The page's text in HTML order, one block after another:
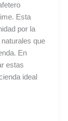
Esta
por la
que
En
estas
ideal